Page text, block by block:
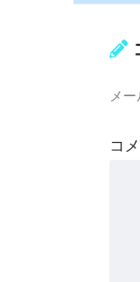
メ
コ